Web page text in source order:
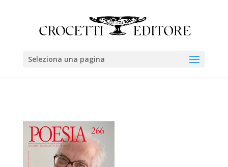
Seleziona una pagina